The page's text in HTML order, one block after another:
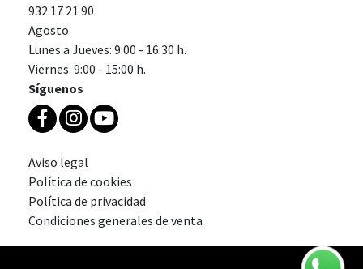
932 17 21 90
Agosto
Lunes a Jueves: 9:00 - 16:30 h.
Viernes: 9:00 - 15:00 h.
Síguenos
Aviso legal
Política de cookies
Política de privacidad
Condiciones generales de venta